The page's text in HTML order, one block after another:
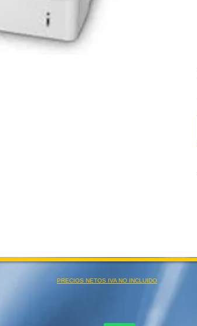
PRECIOS NETOS IVA NO INCLUIDO